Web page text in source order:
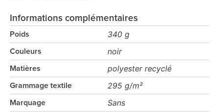
Informations complémentaires
Poids 340 g
Couleurs noir
Matières polyester recyclé
Grammage textile 295 g/m²
Marquage Sans